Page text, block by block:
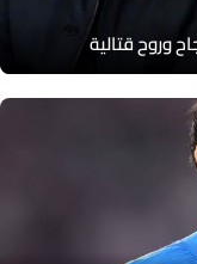
قتالية